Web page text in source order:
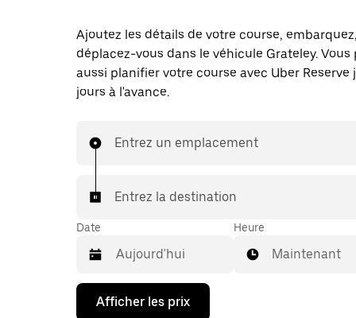
Ajoutez les détails de votre course,
déplacez-vous dans le véhicule Grateley. Vous
aussi planifier votre course avec Uber Reserve
jours à l'avance.
Entrez un emplacement
Entrez la destination
Date
Appuyez
Heure
Maintenant
Afficher les prix